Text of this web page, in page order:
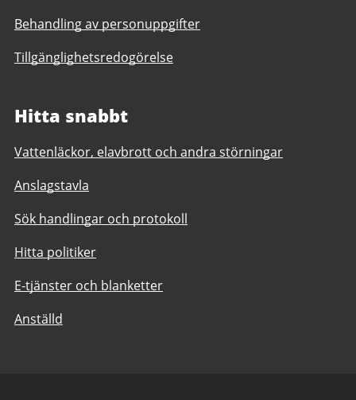
Behandling av personuppgifter
Tillgänglighetsredogörelse
Hitta snabbt
Vattenläckor, elavbrott och andra störningar
Anslagstavla
Sök handlingar och protokoll
Hitta politiker
E-tjänster och blanketter
Anställd